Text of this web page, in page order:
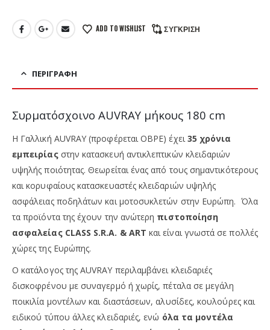
ADD TO WISHLIST ΣΎΓΚΡΙΣΗ
ΠΕΡΙΓΡΑΦΉ
Συρματόσχοινο AUVRAY μήκους 180 cm
Η Γαλλική AUVRAY (προφέρεται ΟΒΡΕ) έχει 35 χρόνια
εμπειρίαςστην κατασκευή αντικλεπτικών κλειδαριών
υψηλής ποιότητας. Θεωρείται ένας από τους σημαντικότερους
και κορυφαίους κατασκευαστές κλειδαριών υψηλής
ασφάλειας ποδηλάτων και μοτοσυκλετών στην Ευρώπη. Όλα
τα προϊόντα της έχουν την ανώτερη πιστοποίηση
ασφαλείας CLASS S.R.A. & ART και είναι γνωστά σε πολλές
χώρες της Ευρώπης.
Ο κατάλογος της AUVRAY περιλαμβάνει κλειδαριές
δισκοφρένου με συναγερμό ή χωρίς, πέταλα σε μεγάλη
ποικιλία μοντέλων και διαστάσεων, αλυσίδες, κουλούρες και
ειδικού τύπου άλλες κλειδαριές, ενώ όλα τα μοντέλα